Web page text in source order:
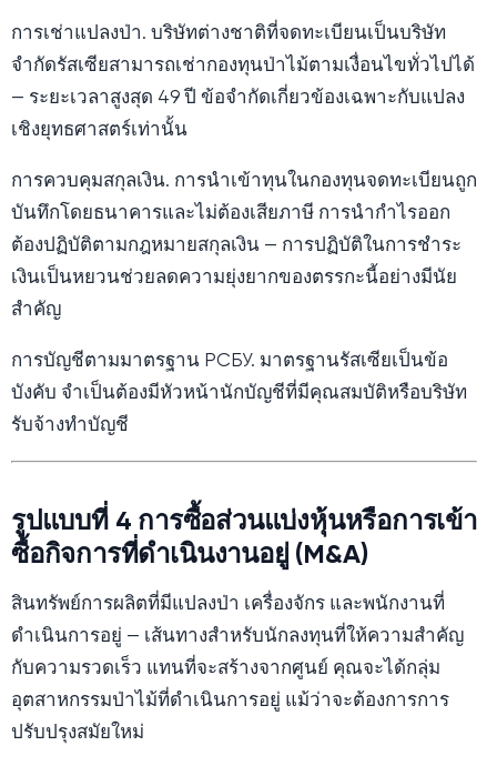
การเช่าแปลงป่า. บริษัทต่างชาติที่จดทะเบียนเป็นบริษัท
จำกัดรัสเซียสามารถเช่ากองทุนป่าไม้ตามเงื่อนไขทั่วไปได้
— ระยะเวลาสูงสุด 49 ปี ข้อจำกัดเกี่ยวข้องเฉพาะกับแปลง
เชิงยุทธศาสตร์เท่านั้น
การควบคุมสกุลเงิน. การนำเข้าทุนในกองทุนจดทะเบียนถูก
บันทึกโดยธนาคารและไม่ต้องเสียภาษี การนำกำไรออก
ต้องปฏิบัติตามกฎหมายสกุลเงิน — การปฏิบัติในการชำระ
เงินเป็นหยวนช่วยลดความยุ่งยากของตรรกะนี้อย่างมีนัย
สำคัญ
การบัญชีตามมาตรฐาน РСБУ. มาตรฐานรัสเซียเป็นข้อ
บังคับ จำเป็นต้องมีหัวหน้านักบัญชีที่มีคุณสมบัติหรือบริษัท
รับจ้างทำบัญชี
รูปแบบที่ 4 การซื้อส่วนแบ่งหุ้นหรือการเข้า
ซื้อกิจการที่ดำเนินงานอยู่ (M&A)
สินทรัพย์การผลิตที่มีแปลงป่า เครื่องจักร และพนักงานที่
ดำเนินการอยู่ — เส้นทางสำหรับนักลงทุนที่ให้ความสำคัญ
กับความรวดเร็ว แทนที่จะสร้างจากศูนย์ คุณจะได้กลุ่ม
อุตสาหกรรมป่าไม้ที่ดำเนินการอยู่ แม้ว่าจะต้องการการ
ปรับปรุงสมัยใหม่